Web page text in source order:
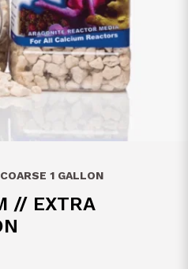
1 GALLON
// EXTRA